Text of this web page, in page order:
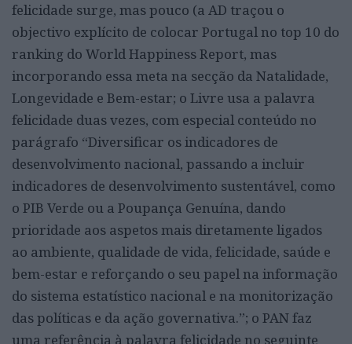
felicidade surge, mas pouco (a AD traçou o
objectivo explícito de colocar Portugal no top 10 do
ranking do World Happiness Report, mas
incorporando essa meta na secção da Natalidade,
Longevidade e Bem-estar; o Livre usa a palavra
felicidade duas vezes, com especial conteúdo no
parágrafo “Diversificar os indicadores de
desenvolvimento nacional, passando a incluir
indicadores de desenvolvimento sustentável, como
o PIB Verde ou a Poupança Genuína, dando
prioridade aos aspetos mais diretamente ligados
ao ambiente, qualidade de vida, felicidade, saúde e
bem-estar e reforçando o seu papel na informação
do sistema estatístico nacional e na monitorização
das políticas e da ação governativa.”; o PAN faz
uma referência à palavra felicidade no seguinte